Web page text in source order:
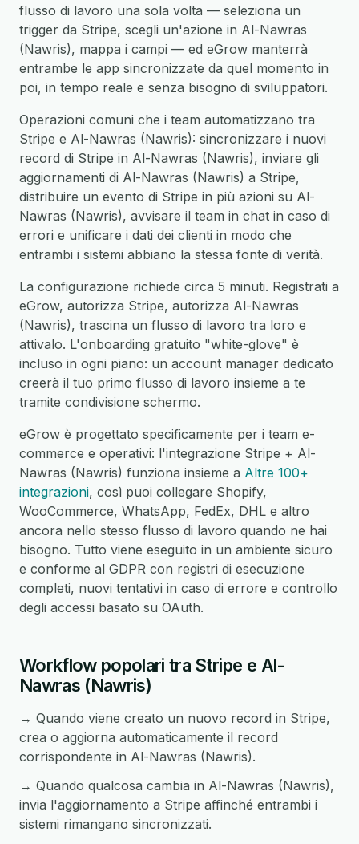
flusso di lavoro una sola volta — seleziona un
trigger da Stripe, scegli un'azione in Al-Nawras
(Nawris), mappa i campi — ed eGrow manterrà
entrambe le app sincronizzate da quel momento in
poi, in tempo reale e senza bisogno di sviluppatori.
Operazioni comuni che i team automatizzano tra
Stripe e Al-Nawras (Nawris): sincronizzare i nuovi
record di Stripe in Al-Nawras (Nawris), inviare gli
aggiornamenti di Al-Nawras (Nawris) a Stripe,
distribuire un evento di Stripe in più azioni su Al-
Nawras (Nawris), avvisare il team in chat in caso di
errori e unificare i dati dei clienti in modo che
entrambi i sistemi abbiano la stessa fonte di verità.
La configurazione richiede circa 5 minuti. Registrati a
eGrow, autorizza Stripe, autorizza Al-Nawras
(Nawris), trascina un flusso di lavoro tra loro e
attivalo. L'onboarding gratuito "white-glove" è
incluso in ogni piano: un account manager dedicato
creerà il tuo primo flusso di lavoro insieme a te
tramite condivisione schermo.
eGrow è progettato specificamente per i team e-
commerce e operativi: l'integrazione Stripe + Al-
Nawras (Nawris) funziona insieme a Altre 100+
integrazioni, così puoi collegare Shopify,
WooCommerce, WhatsApp, FedEx, DHL e altro
ancora nello stesso flusso di lavoro quando ne hai
bisogno. Tutto viene eseguito in un ambiente sicuro
e conforme al GDPR con registri di esecuzione
completi, nuovi tentativi in caso di errore e controllo
degli accessi basato su OAuth.
Workflow popolari tra Stripe e Al-
Nawras (Nawris)
→ Quando viene creato un nuovo record in Stripe,
crea o aggiorna automaticamente il record
corrispondente in Al-Nawras (Nawris).
→ Quando qualcosa cambia in Al-Nawras (Nawris),
invia l'aggiornamento a Stripe affinché entrambi i
sistemi rimangano sincronizzati.